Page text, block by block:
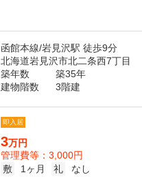
函館本線/岩見沢駅 徒歩9分
北海道岩見沢市北二条西7丁目
築年数
築35年
建物階数
3階建
即入居
3万円
管理費等：3,000円
敷
1ヶ月 礼
なし